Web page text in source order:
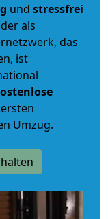
und stressfrei
als
das
ist
Umzug.